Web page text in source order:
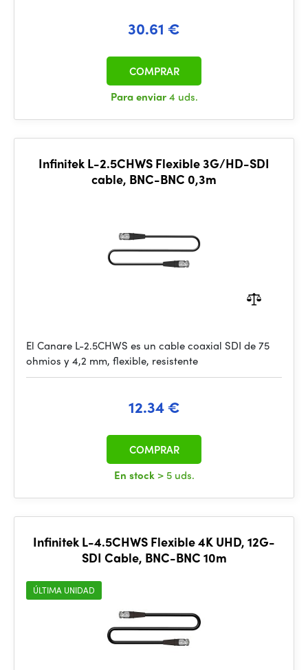
30.61 €
Para enviar4 uds.
COMPRAR
Infinitek L-2.5CHWS Flexible 3G/HD-SDI
cable, BNC-BNC 0,3m
El Canare L-2.5CHWS es un cable coaxial SDI de 75
ohmios y 4,2 mm, flexible, resistente
12.34 €
En stock > 5 uds.
COMPRAR
Infinitek L-4.5CHWS Flexible 4K UHD, 12G-
SDI Cable, BNC-BNC 10m
ÚLTIMA UNIDAD